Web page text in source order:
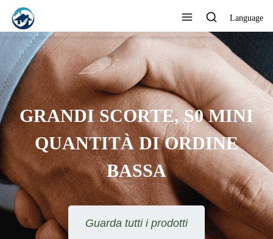
Language
FORNITORE
PROFESSIONALE
DAI CLIENTI
Guarda tutti i prodotti